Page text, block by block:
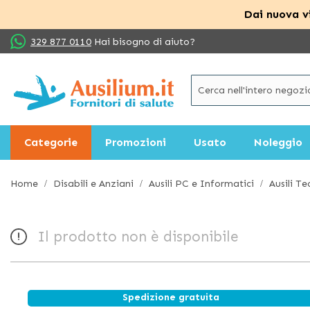
Dai nuova
Salta
al
329 877 0110 Hai bisogno di aiuto?
Categorie Promozioni Usato Noleggio
Home Disabili e Anziani Ausili PC e Informatici Ausili
Il prodotto non è disponibile
Spedizione gratuita